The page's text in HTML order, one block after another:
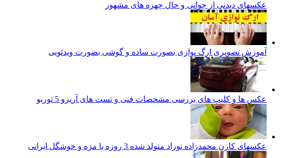
عکسهای دیدنی از جوانی و حال چهره های مشهور
آموزش تصویری ارگ نوازی بصورت ساده و گوشی بصورت ویدئویی
عکس ها و کلیپ های بررسی مشخصات فنی و تست های آریزو 5 توربو
عکسهای کارن محمدزاده نوزاد متولد شده 3 روزه با مزه و خوشگل ایرانی